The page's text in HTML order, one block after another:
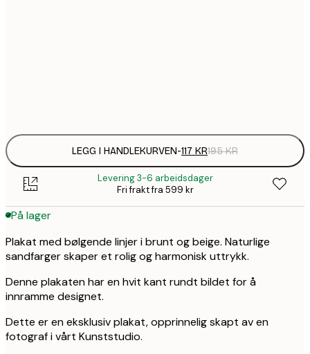
LEGG I HANDLEKURVEN-117 KR195 KR
Levering 3-6 arbeidsdager
Fri frakt fra 599 kr
På lager
Plakat med bølgende linjer i brunt og beige. Naturlige
sandfarger skaper et rolig og harmonisk uttrykk.
Denne plakaten har en hvit kant rundt bildet for å
innramme designet.
Dette er en eksklusiv plakat, opprinnelig skapt av en
fotograf i vårt Kunststudio.